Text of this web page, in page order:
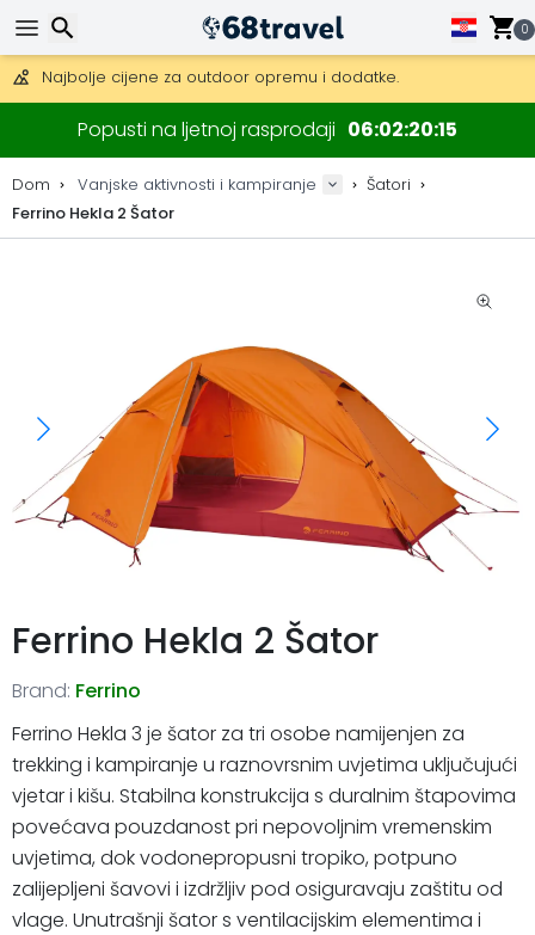
0
Mogućnost slanja DHL Expressom (dostava unutar 24 sata)
30 dana za povrat, 90 dana za drvene karte i dekoracije.
Najbolje cijene za outdoor opremu i dodatke.
Popusti na ljetnoj rasprodaji 06 02 20 15
Dom Vanjske aktivnosti i kampiranje
Šatori
Ferrino Hekla 2 Šator
Ferrino Hekla 2 Šator
Brand: Ferrino
Ferrino Hekla 3 je šator za tri osobe namijenjen za
trekking i kampiranje u raznovrsnim uvjetima uključujući
vjetar i kišu. Stabilna konstrukcija s duralnim štapovima
povećava pouzdanost pri nepovoljnim vremenskim
uvjetima, dok vodonepropusni tropiko, potpuno
zalijepljeni šavovi i izdržljiv pod osiguravaju zaštitu od
vlage. Unutrašnji šator s ventilacijskim elementima i
Traži